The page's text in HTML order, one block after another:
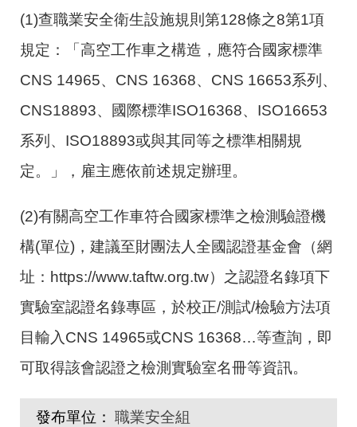
(1)查職業安全衛生設施規則第128條之8第1項
規定：「高空工作車之構造，應符合國家標準
CNS 14965、CNS 16368、CNS 16653系列、
CNS18893、國際標準ISO16368、ISO16653
系列、ISO18893或與其同等之標準相關規
定。」，雇主應依前述規定辦理。
(2)有關高空工作車符合國家標準之檢測驗證機
構(單位)，建議至財團法人全國認證基金會（網
址：https://www.taftw.org.tw）之認證名錄項下
實驗室認證名錄專區，於校正/測試/檢驗方法項
目輸入CNS 14965或CNS 16368…等查詢，即
可取得該會認證之檢測實驗室名冊等資訊。
發布單位： 職業安全組